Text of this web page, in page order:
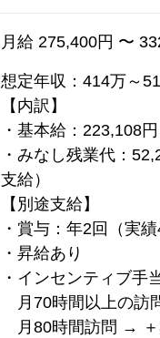
月給 275,400円 〜
想定年収：414万～
【内訳】
・基本給：223,108
・みなし残業代：
支給）
【別途支給】
・賞与：年2回（実績
・昇給あり
・インセンティブ手
月70時間以上の訪
月80時間訪問 → ＋